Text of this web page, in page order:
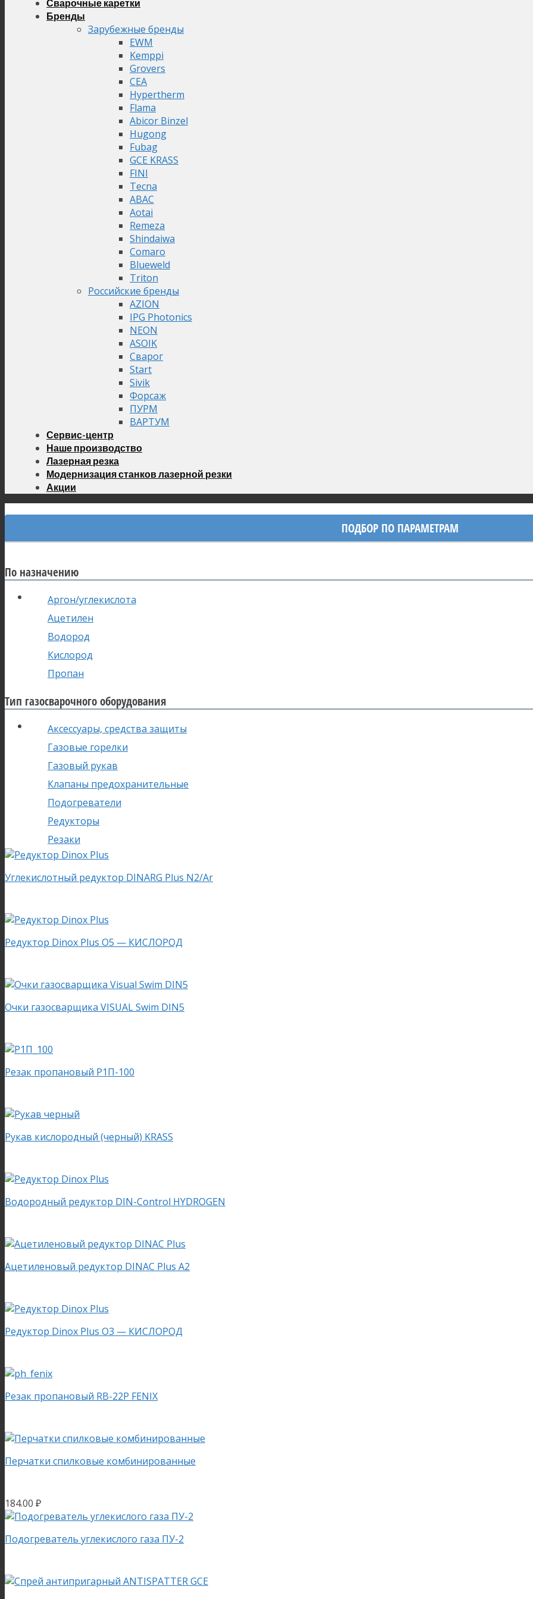
Сварочные каретки
Бренды
Зарубежные бренды
EWM
Kemppi
Grovers
CEA
Hypertherm
Flama
Abicor Binzel
Hugong
Fubag
GCE KRASS
FINI
Tecna
ABAC
Aotai
Remeza
Shindaiwa
Comaro
Blueweld
Triton
Российские бренды
AZION
IPG Photonics
NEON
ASOIK
Сварог
Start
Sivik
Форсаж
ПУРМ
ВАРТУМ
Сервис-центр
Наше производство
Лазерная резка
Модернизация станков лазерной резки
Акции
ПОДБОР ПО ПАРАМЕТРАМ
По назначению
Аргон/углекислота
Ацетилен
Водород
Кислород
Пропан
Тип газосварочного оборудования
Аксессуары, средства защиты
Газовые горелки
Газовый рукав
Клапаны предохранительные
Подогреватели
Редукторы
Резаки
Углекислотный редуктор DINARG Plus N2/Ar
Редуктор Dinox Plus O5 — КИСЛОРОД
Очки газосварщика VISUAL Swim DIN5
Резак пропановый Р1П-100
Рукав кислородный (черный) KRASS
Водородный редуктор DIN-Control HYDROGEN
Ацетиленовый редуктор DINAC Plus A2
Редуктор Dinox Plus O3 — КИСЛОРОД
Резак пропановый RB-22Р FENIX
Перчатки спилковые комбинированные
184.00 ₽
Подогреватель углекислого газа ПУ-2